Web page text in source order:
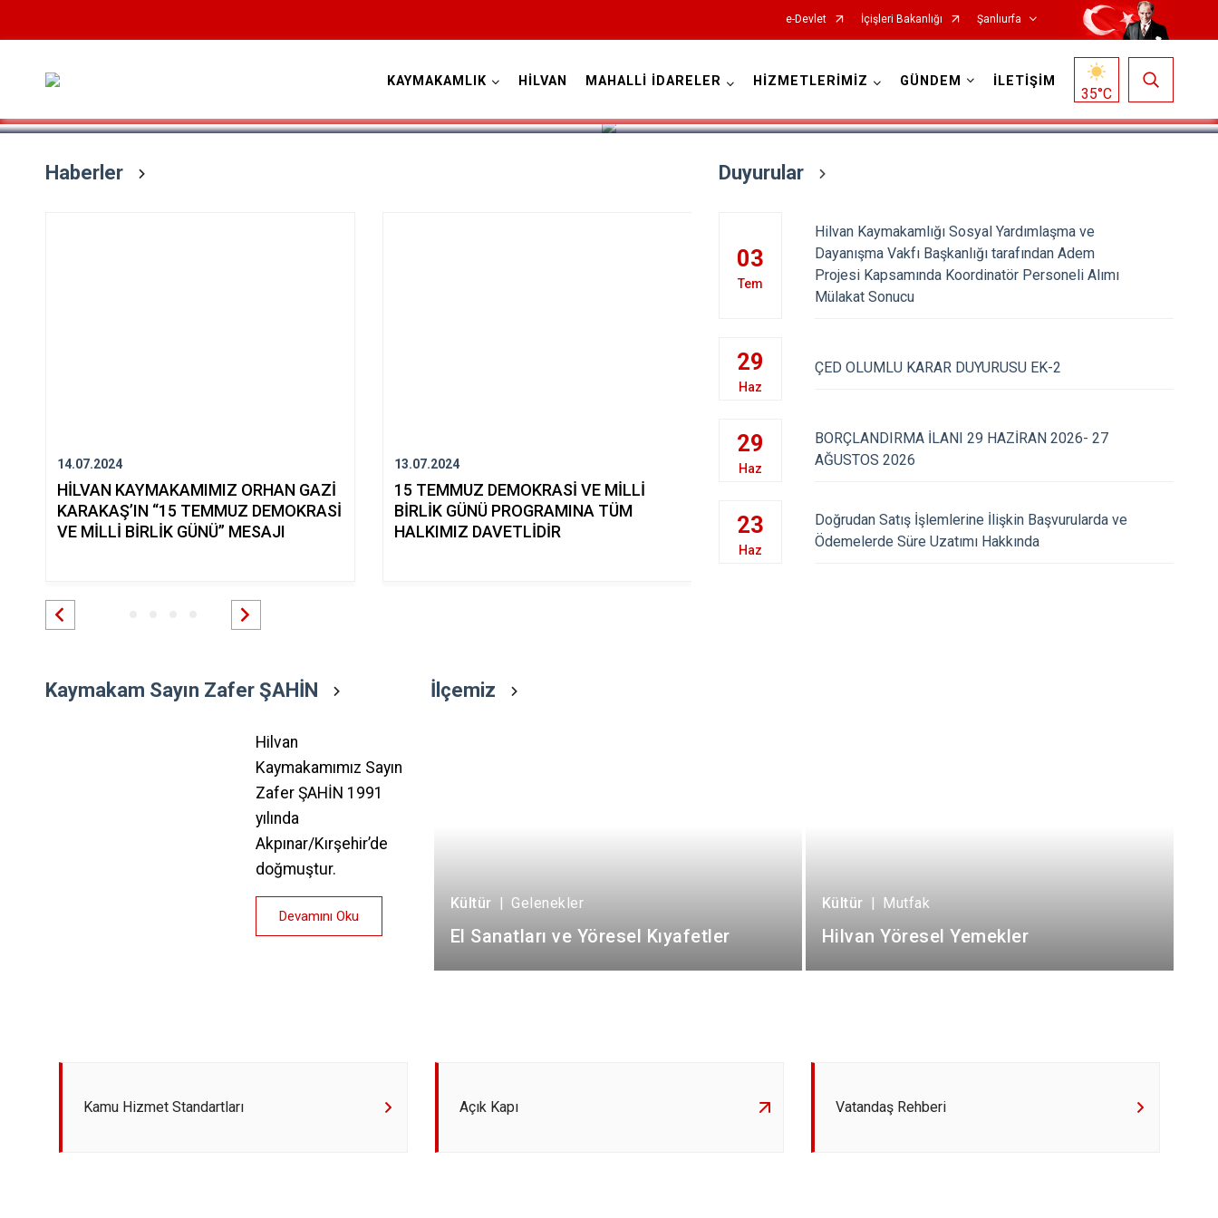
e-Devlet İçişleri Bakanlığı Şanlıurfa
Akçakale
Ceylanpınar
Harran
Hilvan
Siverek
Haliliye
Karaköprü
KAYMAKAMLIK HİLVAN MAHALLİ İDARELER HİZMETLERİMİZ GÜNDEM İLETİŞİM
35°C
Haberler
14.07.2024
HİLVAN KAYMAKAMIMIZ ORHAN GAZİ
KARAKAŞ’IN “15 TEMMUZ DEMOKRASİ
VE MİLLİ BİRLİK GÜNÜ” MESAJI
13.07.2024
15 TEMMUZ DEMOKRASİ VE MİLLİ
BİRLİK GÜNÜ PROGRAMINA TÜM
HALKIMIZ DAVETLİDİR
19.03.2024
Deniz Zaferi'nin 109. Yıl Dönümü
Programı İlçemizde Gerçekleşti
GÜNÜ FİDAN DİKİM
Duyurular
03
Tem
Hilvan Kaymakamlığı Sosyal Yardımlaşma ve
Dayanışma Vakfı Başkanlığı tarafından Adem
Projesi Kapsamında Koordinatör Personeli Alımı
Mülakat Sonucu
29
Haz
ÇED OLUMLU KARAR DUYURUSU EK-2
29
Haz
BORÇLANDIRMA İLANI 29 HAZİRAN 2026- 27
AĞUSTOS 2026
23
Haz
Doğrudan Satış İşlemlerine İlişkin Başvurularda ve
Ödemelerde Süre Uzatımı Hakkında
Kaymakam Sayın Zafer ŞAHİN
Hilvan
Kaymakamımız Sayın
Zafer ŞAHİN 1991
yılında
Akpınar/Kırşehir’de
doğmuştur.
Devamını Oku
İlçemiz
Kültür | Gelenekler
El Sanatları ve Yöresel Kıyafetler
Kültür | Mutfak
Hilvan Yöresel Yemekler
Kamu Hizmet Standartları Açık Kapı Vatandaş Rehberi